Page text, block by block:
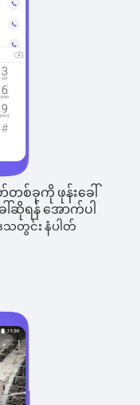
တစ်ခုကို ဖုန်းခေါ်
ဆိုရန် အောက်ပါ
သတွင်း နံပါတ်